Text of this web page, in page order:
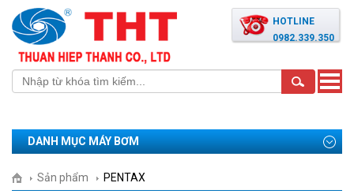
HOTLINE
0982.339.350
Toggle
DANH MỤC MÁY BƠM
Sản phẩm PENTAX